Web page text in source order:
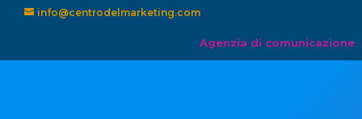
info@centrodelmarketing.com
Agenzia di comunicazione